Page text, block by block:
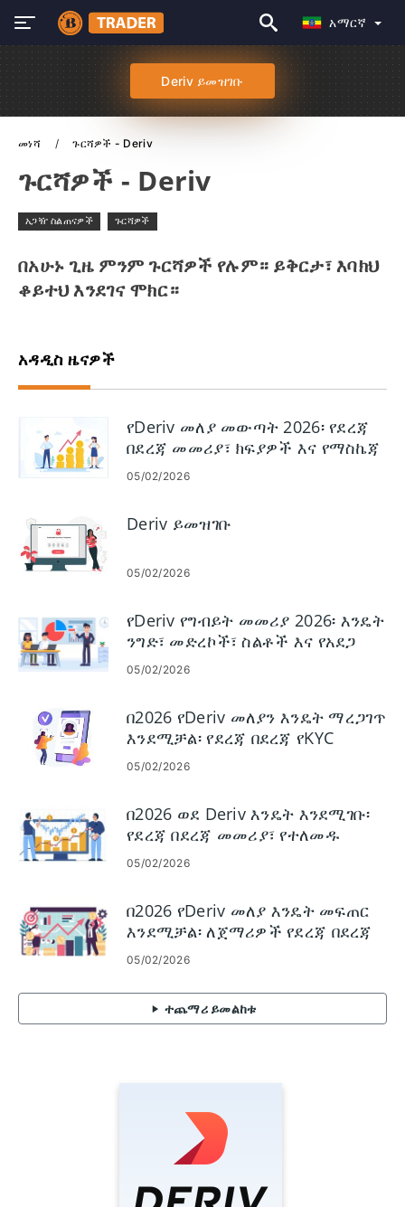
አማርኛ
Deriv ይመዝገቡ
መነሻ ጉርሻዎች - Deriv
ጉርሻዎች - Deriv
አጋዥ ስልጠናዎች ጉርሻዎች
በአሁኑ ጊዜ ምንም ጉርሻዎች የሉም። ይቅርታ፣ እባክህ
ቆይተህ እንደገና ሞክር።
አዳዲስ ዜናዎች
የDeriv መለያ መውጣት 2026፡ የደረጃ
በደረጃ መመሪያ፣ ክፍያዎች እና የማስኬጃ
ጊዜ
05/02/2026
Deriv ይመዝገቡ
05/02/2026
የDeriv የግብይት መመሪያ 2026፡ እንዴት
ንግድ፣ መድረኮች፣ ስልቶች እና የአደጋ
አስተዳደር
05/02/2026
በ2026 የDeriv መለያን እንዴት ማረጋገጥ
እንደሚቻል፡ የደረጃ በደረጃ የKYC
መመሪያ፣ ሰነዶች እና የማረጋገጫ ጊዜ
05/02/2026
በ2026 ወደ Deriv እንዴት እንደሚገቡ፡
የደረጃ በደረጃ መመሪያ፣ የተለመዱ
የመግባት ጉዳዮች እና መፍትሄዎች
05/02/2026
በ2026 የDeriv መለያ እንዴት መፍጠር
እንደሚቻል፡ ለጀማሪዎች የደረጃ በደረጃ
የምዝገባ መመሪያ
05/02/2026
ተጨማሪ ይመልከቱ